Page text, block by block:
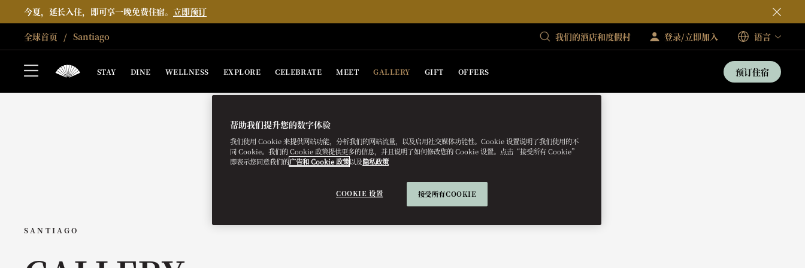
今夏，延长入住，即可享一晚免费住宿。 立即预订
全球首页 Santiago 我们的酒店和度假村 登录/立即加入 语言
STAY DINE WELLNESS EXPLORE CELEBRATE MEET GALLERY GIFT OFFERS 预订住宿
SANTIAGO
帮助我们提升您的数字体验
我们使用 Cookie 来提供网站功能，分析我们的网站流量，以及启用社交媒体功能性。Cookie 设置说明了我们使用的不
同 Cookie。我们的 Cookie 政策提供更多的信息，并且说明了如何修改您的 Cookie 设置。点击“接受所有 Cookie”
即表示您同意我们的广告和 Cookie 政策以及隐私政策
COOKIE 设置 接受所有COOKIE